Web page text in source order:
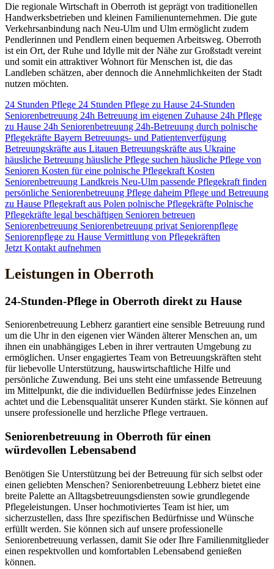
Die regionale Wirtschaft in Oberroth ist geprägt von traditionellen
Handwerksbetrieben und kleinen Familienunternehmen. Die gute
Verkehrsanbindung nach Neu-Ulm und Ulm ermöglicht zudem
Pendlerinnen und Pendlern einen bequemen Arbeitsweg. Oberroth
ist ein Ort, der Ruhe und Idylle mit der Nähe zur Großstadt vereint
und somit ein attraktiver Wohnort für Menschen ist, die das
Landleben schätzen, aber dennoch die Annehmlichkeiten der Stadt
nutzen möchten.
24 Stunden Pflege 24 Stunden Pflege zu Hause 24-Stunden
Seniorenbetreuung 24h Betreuung im eigenen Zuhause 24h Pflege
zu Hause 24h Seniorenbetreuung 24h-Betreuung durch polnische
Pflegekräfte Bayern Betreuungs- und Patientenverfügung
Betreuungskräfte aus Litauen Betreuungskräfte aus Ukraine
häusliche Betreuung häusliche Pflege suchen häusliche Pflege von
Senioren Kosten für eine polnische Pflegekraft Kosten
Seniorenbetreuung Landkreis Neu-Ulm passende Pflegekraft finden
persönliche Seniorenbetreuung Pflege daheim Pflege und Betreuung
zu Hause Pflegekraft aus Polen polnische Pflegekräfte Polnische
Pflegekräfte legal beschäftigen Senioren betreuen
Seniorenbetreuung Seniorenbetreuung privat Seniorenpflege
Seniorenpflege zu Hause Vermittlung von Pflegekräften
Jetzt Kontakt aufnehmen
Leistungen in Oberroth
24-Stunden-Pflege in Oberroth direkt zu Hause
Seniorenbetreuung Lebherz garantiert eine sensible Betreuung rund
um die Uhr in den eigenen vier Wänden älterer Menschen an, um
ihnen ein unabhängiges Leben in ihrer vertrauten Umgebung zu
ermöglichen. Unser engagiertes Team von Betreuungskräften steht
für liebevolle Unterstützung, hauswirtschaftliche Hilfe und
persönliche Zuwendung. Bei uns steht eine umfassende Betreuung
im Mittelpunkt, die die individuellen Bedürfnisse jedes Einzelnen
achtet und die Lebensqualität unserer Kunden stärkt. Sie können auf
unsere professionelle und herzliche Pflege vertrauen.
Senioren­betreuung in Oberroth für einen
würdevollen Lebensabend
Benötigen Sie Unterstützung bei der Betreuung für sich selbst oder
einen geliebten Menschen? Seniorenbetreuung Lebherz bietet eine
breite Palette an Alltagsbetreuungsdiensten sowie grundlegende
Pflegeleistungen. Unser hochmotiviertes Team ist hier, um
sicherzustellen, dass Ihre spezifischen Bedürfnisse und Wünsche
erfüllt werden. Sie können sich auf unsere professionelle
Seniorenbetreuung verlassen, damit Sie oder Ihre Familienmitglieder
einen respektvollen und komfortablen Lebensabend genießen
können.